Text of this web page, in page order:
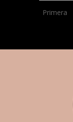
Primera